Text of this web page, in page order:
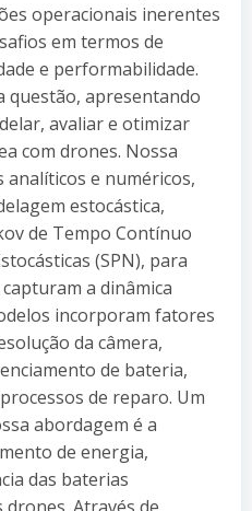
operacionais inerentes
em termos de
e performabilidade.
questão, apresentando
avaliar e otimizar
com drones. Nossa
e numéricos,
estocástica,
de Tempo Contínuo
(SPN), para
a dinâmica
incorporam fatores
da câmera,
de bateria,
de reparo. Um
abordagem é a
de energia,
das baterias
Através de